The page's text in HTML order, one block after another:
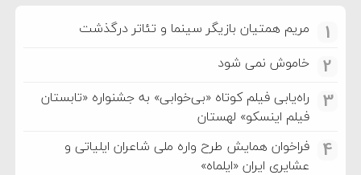
1 مریم همتیان بازیگر سینما و تئاتر درگذشت
2 خاموش نمی شود
3
راه‌یابی فیلم کوتاه «بی‌خوابی» به جشنواره «تابستان
فیلم اینسکو» لهستان
4
فراخوان همایش طرح واره ملی شاعران ایلیاتی و
عشایری ایران «ایلماه»